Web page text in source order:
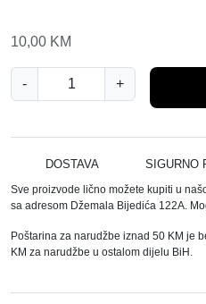
10,00 KM
-
I
T
M
C
L
R
+
DOSTAVA SIGURNO
Sve proizvode lično možete kupiti u
sa adresom Džemala Bijedića 122A.
Poštarina za narudžbe iznad 50 KM je
KM za narudžbe u ostalom dijelu BiH.